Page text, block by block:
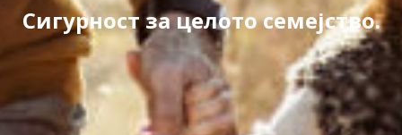
Сигурност за целото семејство.